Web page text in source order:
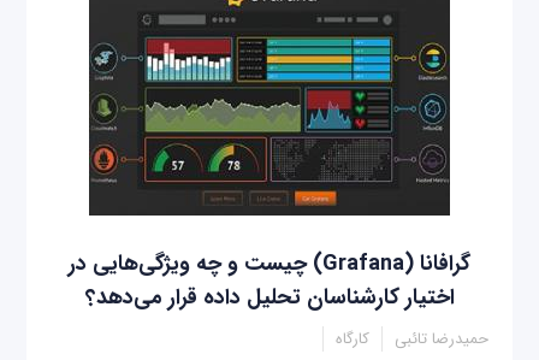
گرافانا (Grafana) چیست و چه ویژگی‌هایی در
اختیار کارشناسان تحلیل داده قرار می‌دهد؟
حمیدرضا تائبی کارگاه